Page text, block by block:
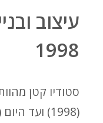
עיצוב
1998
סטודיו קטן